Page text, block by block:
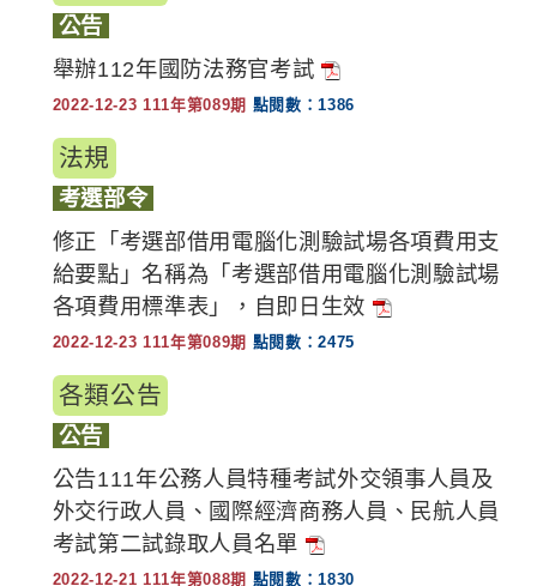
公告
舉辦112年國防法務官考試
2022-12-23 111年第089期 點閱數：1386
法規
考選部令
修正「考選部借用電腦化測驗試場各項費用支
給要點」名稱為「考選部借用電腦化測驗試場
各項費用標準表」，自即日生效
2022-12-23 111年第089期 點閱數：2475
各類公告
公告
公告111年公務人員特種考試外交領事人員及
外交行政人員、國際經濟商務人員、民航人員
考試第二試錄取人員名單
2022-12-21 111年第088期 點閱數：1830